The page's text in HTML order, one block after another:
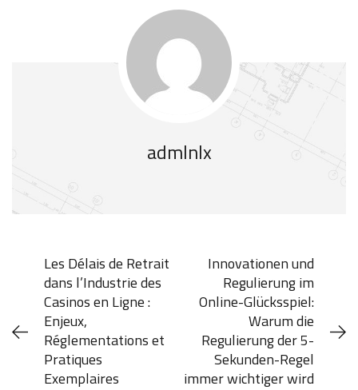
admlnlx
Les Délais de Retrait
dans l’Industrie des
Casinos en Ligne :
Enjeux,
Réglementations et
Pratiques
Exemplaires
Innovationen und
Regulierung im
Online-Glücksspiel:
Warum die
Regulierung der 5-
Sekunden-Regel
immer wichtiger wird